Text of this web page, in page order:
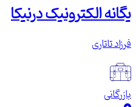
یگانه الکترونیک درنیکا
فرزاد تاتاری
بازرگانی